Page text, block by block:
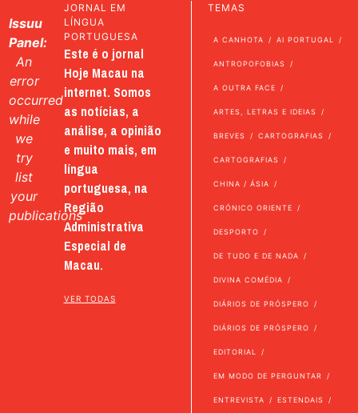
Issuu
Panel:
An
error
occurred
while
we
try
list
your
publications
JORNAL EM
LÍNGUA
PORTUGUESA
Este é o jornal
Hoje Macau na
internet. Somos
as notícias, a
análise, a opinião
e muito mais, em
língua
portuguesa, na
Região
Administrativa
Especial de
Macau.
VER TODAS
TEMAS
A CANHOTA AI PORTUGAL
ANTROPOFOBIAS
A OUTRA FACE
ARTES, LETRAS E IDEIAS
BREVES CARTOGRAFIAS
CARTOGRAFIAS
CHINA / ÁSIA
CRÓNICO ORIENTE
DESPORTO
DE TUDO E DE NADA
DIVINA COMÉDIA
DIÁRIOS DE PRÓSPERO
DIÁRIOS DE PRÓSPERO
EDITORIAL
EM MODO DE PERGUNTAR
ENTREVISTA ESTENDAIS